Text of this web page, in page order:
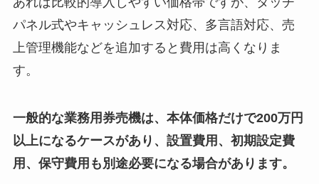
パネル式やキャッシュレス対応、多言語対応、売
上管理機能などを追加すると費用は高くなりま
す。
一般的な業務用券売機は、本体価格だけで200万円
以上になるケースがあり、設置費用、初期設定費
用、保守費用も別途必要になる場合があります。